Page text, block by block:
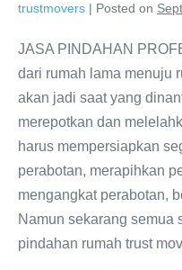
trustmovers | Posted on
JASA PINDAHAN
dari rumah lama menuju
akan jadi saat yang
merepotkan dan
harus mempersiapkan
perabotan, merapihkan
mengangkat perabotan,
Namun sekarang semua
pindahan rumah trust